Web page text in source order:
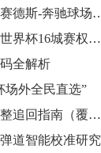
变屋顶调度系统首次曝光
组与跨时区观赛革命》
全解析
场外全民直选”
覆盖所有主办城市）
道智能校准研究